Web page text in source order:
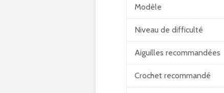
Modèle
Niveau de difficulté
Aiguilles recommandées
Crochet recommandé